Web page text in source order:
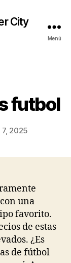
City
Menú
futbol
2025
una
favorito.
de estas
¿Es
de fútbol